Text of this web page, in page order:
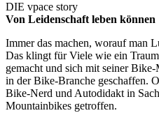
DIE vpace story
Von Leidenschaft leben können
Immer das machen, worauf man
Das klingt für Viele wie ein
gemacht und sich mit seiner
in der Bike-Branche geschaffen.
Bike-Nerd und Autodidakt in
Mountainbikes getroffen.